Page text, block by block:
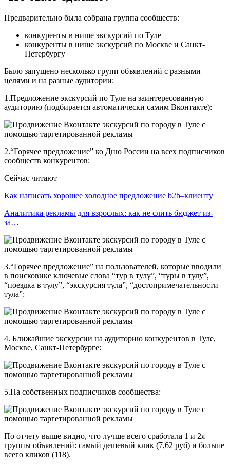
Предварительно была собрана группа сообществ:
конкуренты в нише экскурсий по Туле
конкуренты в нише экскурсий по Москве и Санкт-
Петербургу
Было запущено несколько групп объявлений с разными
целями и на разные аудитории:
1.Предложение экскурсий по Туле на заинтересованную
аудиторию (подбирается автоматически самим Вконтакте):
2.“Горячее предложение” ко Дню России на всех подписчиков
сообществ конкурентов:
Сейчас читают
Как написать хорошее холодное предложение b2b–клиенту
Аналитика рекламы для взрослых: как не слить бюджет из-
за…
3.“Горячее предложение” на пользователей, которые вводили
в поисковике ключевые слова “тур в тулу”, “туры в тулу”,
“поездка в тулу”, “экскурсия тула”, “достопримечательности
тула”:
4. Ближайшие экскурсии на аудиторию конкурентов в Туле,
Москве, Санкт-Петербурге:
5.На собственных подписчиков сообщества:
По отчету выше видно, что лучше всего сработала 1 и 2я
группы объявлений: самый дешевый клик (7,62 руб) и больше
всего кликов (118).